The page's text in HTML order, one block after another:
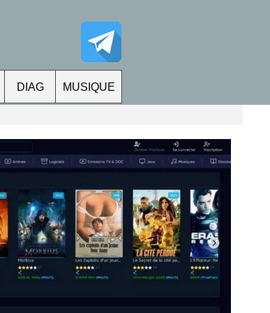
DIAG MUSIQUE